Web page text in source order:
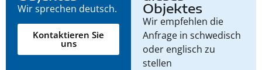
Wir sprechen deutsch.
Kontaktieren Sie
uns
Objektes
Wir empfehlen die
Anfrage in schwedisch
oder englisch zu
stellen